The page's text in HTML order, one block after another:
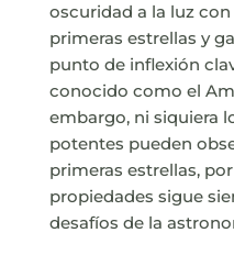
oscuridad a la luz
primeras estrellas y
punto de inflexión
conocido como el
embargo, ni siquiera
potentes pueden
primeras estrellas,
propiedades sigue
desafíos de la